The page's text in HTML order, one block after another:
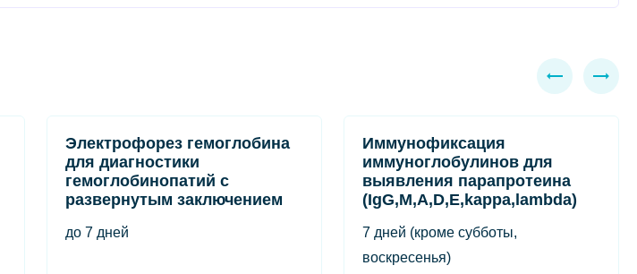
Электрофорез гемоглобина
для диагностики
гемоглобинопатий с
развернутым заключением
до 7 дней
Иммунофиксация
иммуноглобулинов для
выявления парапротеина
(IgG,M,A,D,E,kappa,lambda)
7 дней (кроме субботы,
воскресенья)